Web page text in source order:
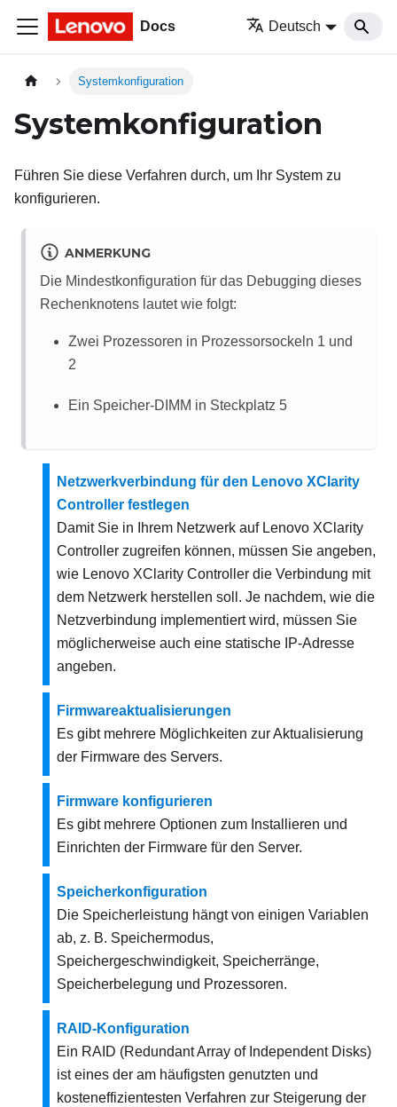
Docs Deutsch
Systemkonfiguration
Systemkonfiguration
Führen Sie diese Verfahren durch, um Ihr System zu
konfigurieren.
ANMERKUNG
Die Mindestkonfiguration für das Debugging dieses
Rechenknotens lautet wie folgt:
Zwei Prozessoren in Prozessorsockeln 1 und
2
Ein Speicher-DIMM in Steckplatz 5
Netzwerkverbindung für den Lenovo XClarity
Controller festlegen
Damit Sie in Ihrem Netzwerk auf Lenovo XClarity
Controller zugreifen können, müssen Sie angeben,
wie Lenovo XClarity Controller die Verbindung mit
dem Netzwerk herstellen soll. Je nachdem, wie die
Netzverbindung implementiert wird, müssen Sie
möglicherweise auch eine statische IP-Adresse
angeben.
Firmwareaktualisierungen
Es gibt mehrere Möglichkeiten zur Aktualisierung
der Firmware des Servers.
Firmware konfigurieren
Es gibt mehrere Optionen zum Installieren und
Einrichten der Firmware für den Server.
Speicherkonfiguration
Die Speicherleistung hängt von einigen Variablen
ab, z. B. Speichermodus,
Speichergeschwindigkeit, Speicherränge,
Speicherbelegung und Prozessoren.
RAID-Konfiguration
Ein RAID (Redundant Array of Independent Disks)
ist eines der am häufigsten genutzten und
kosteneffizientesten Verfahren zur Steigerung der